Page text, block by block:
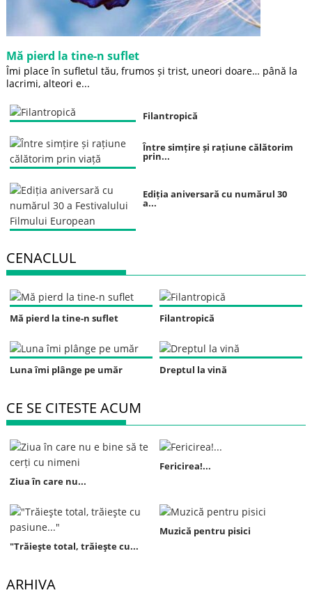
Mă pierd la tine-n suflet
Îmi place în sufletul tău, frumos și trist, uneori doare… până la
lacrimi, alteori e...
Filantropică
Între simțire și rațiune călătorim
prin...
Ediția aniversară cu numărul 30
a...
CENACLUL
Mă pierd la tine-n suflet Filantropică
Luna îmi plânge pe umăr Dreptul la vină
CE SE CITESTE ACUM
Ziua în care nu...
Fericirea!...
"Trăieşte total, trăieşte cu...
Muzică pentru pisici
ARHIVA